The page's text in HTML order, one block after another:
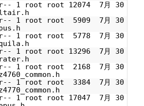
1 root root 12074 7月 30
1 root root 5909 7月 30
1 root root 5778 7月 30
1 root root 13296 7月 30
1 root root 2168 7月 30
1 root root 3384 7月 30
1 root root 17047 7月 30